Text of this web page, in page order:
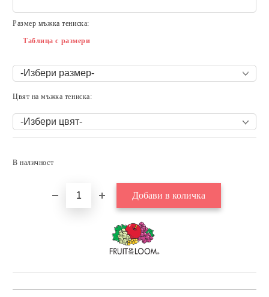
Размер мъжка тениска:
Таблица с размери
Цвят на мъжка тениска:
В наличност